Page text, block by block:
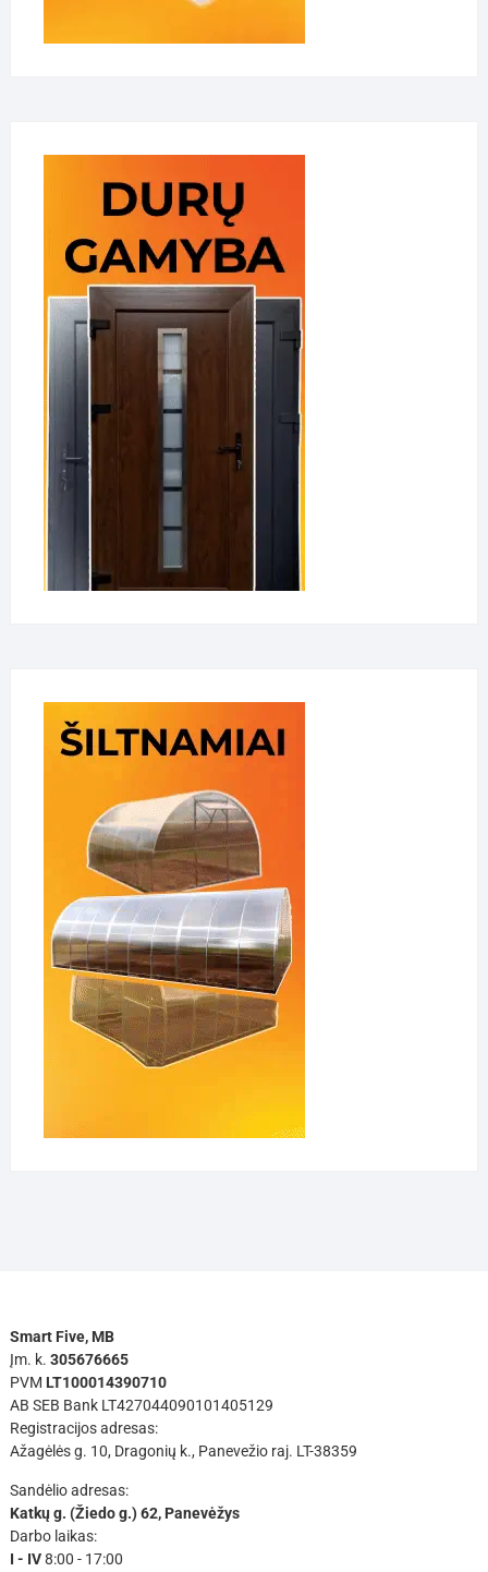
Smart Five, MB
Įm. k. 305676665
PVM LT100014390710
AB SEB Bank LT427044090101405129
Registracijos adresas:
Ažagėlės g. 10, Dragonių k., Panevežio raj. LT-38359
Sandėlio adresas:
Katkų g. (Žiedo g.) 62, Panevėžys
Darbo laikas:
I - IV8:00 - 17:00